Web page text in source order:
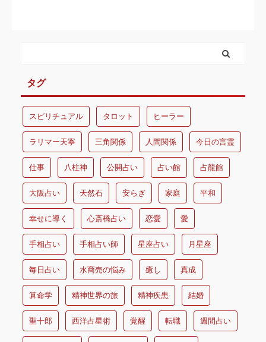
タグ
スピリチュアル タロット ヒーラー
ラリマー天寧 三角関係 人間関係 今日の言霊
仕事 八柱神 公開占い 占い館 占龍館
大阪占い 天然石 安らぎ 家庭 平和
幸せに導く 心斎橋占い 恋愛 愛
手相占い 手相占い師 星座占い 月星座
毎日占い 水商売の悩み 癒し 真成
算命学 精神世界の旅 精神疾患 結婚
聖十郎 西洋占星術 覚醒 転職 週間占い